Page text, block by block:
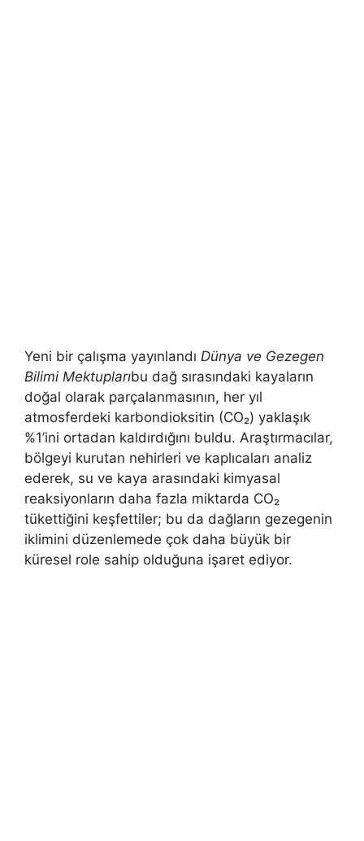
Yeni bir çalışma yayınlandı Dünya ve Gezegen
Bilimi Mektuplarıbu dağ sırasındaki kayaların
doğal olarak parçalanmasının, her yıl
atmosferdeki karbondioksitin (CO₂) yaklaşık
%1’ini ortadan kaldırdığını buldu. Araştırmacılar,
bölgeyi kurutan nehirleri ve kaplıcaları analiz
ederek, su ve kaya arasındaki kimyasal
reaksiyonların daha fazla miktarda CO₂
tükettiğini keşfettiler; bu da dağların gezegenin
iklimini düzenlemede çok daha büyük bir
küresel role sahip olduğuna işaret ediyor.